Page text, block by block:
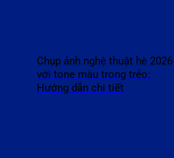
Chụp ảnh nghệ thuật hè 2026
với tone màu trong trẻo:
Hướng dẫn chi tiết